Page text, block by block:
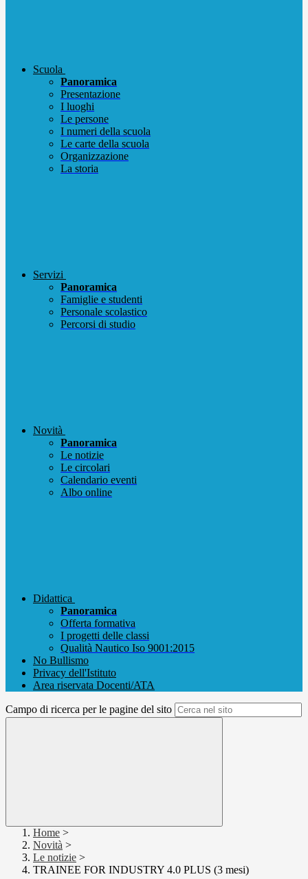
Scuola
Panoramica
Presentazione
I luoghi
Le persone
I numeri della scuola
Le carte della scuola
Organizzazione
La storia
Servizi
Panoramica
Famiglie e studenti
Personale scolastico
Percorsi di studio
Novità
Panoramica
Le notizie
Le circolari
Calendario eventi
Albo online
Didattica
Panoramica
Offerta formativa
I progetti delle classi
Qualità Nautico Iso 9001:2015
No Bullismo
Privacy dell'Istituto
Area riservata Docenti/ATA
Campo di ricerca per le pagine del sito
Home >
Novità >
Le notizie >
TRAINEE FOR INDUSTRY 4.0 PLUS (3 mesi)